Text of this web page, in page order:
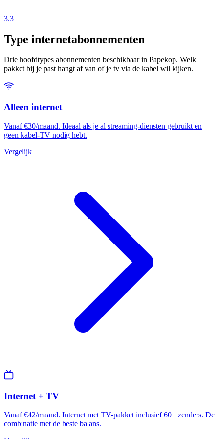
3.3
Type internetabonnementen
Drie hoofdtypes abonnementen beschikbaar in Papekop. Welk
pakket bij je past hangt af van of je tv via de kabel wil kijken.
Alleen internet
Vanaf €30/maand. Ideaal als je al streaming-diensten gebruikt en
geen kabel-TV nodig hebt.
Vergelijk
Internet + TV
Vanaf €42/maand. Internet met TV-pakket inclusief 60+ zenders. De
combinatie met de beste balans.